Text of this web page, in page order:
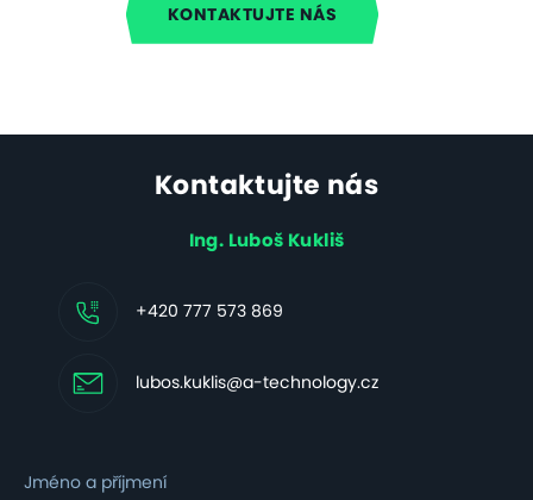
KONTAKTUJTE NÁS
Kontaktujte nás
Ing. Luboš Kukliš
+420 777 573 869
lubos.kuklis@a-technology.cz
Jméno a příjmení